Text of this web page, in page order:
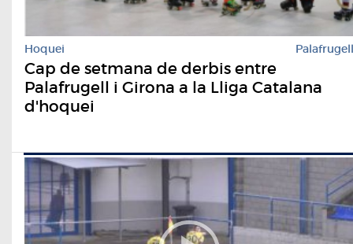
Hoquei Palafrugell
Cap de setmana de derbis entre
Palafrugell i Girona a la Lliga Catalana
d'hoquei